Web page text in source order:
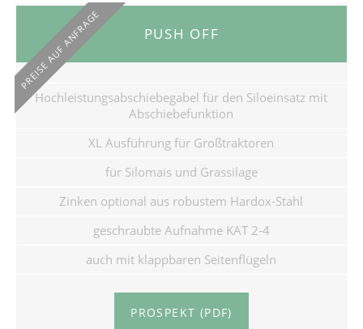
PUSH OFF
PREISE AUF ANFRAGE
Hochleistungsabschiebegabel für den Siloeinsatz mit
Abschiebefunktion
XL Ausführung für Großtraktoren
für Silomais und Grassilage
Zinken optional aus robustem Hardox-Stahl
geschraubte Aufnahme KAT 2-4
auch mit klappbaren Seitenflügeln
PROSPEKT (PDF)